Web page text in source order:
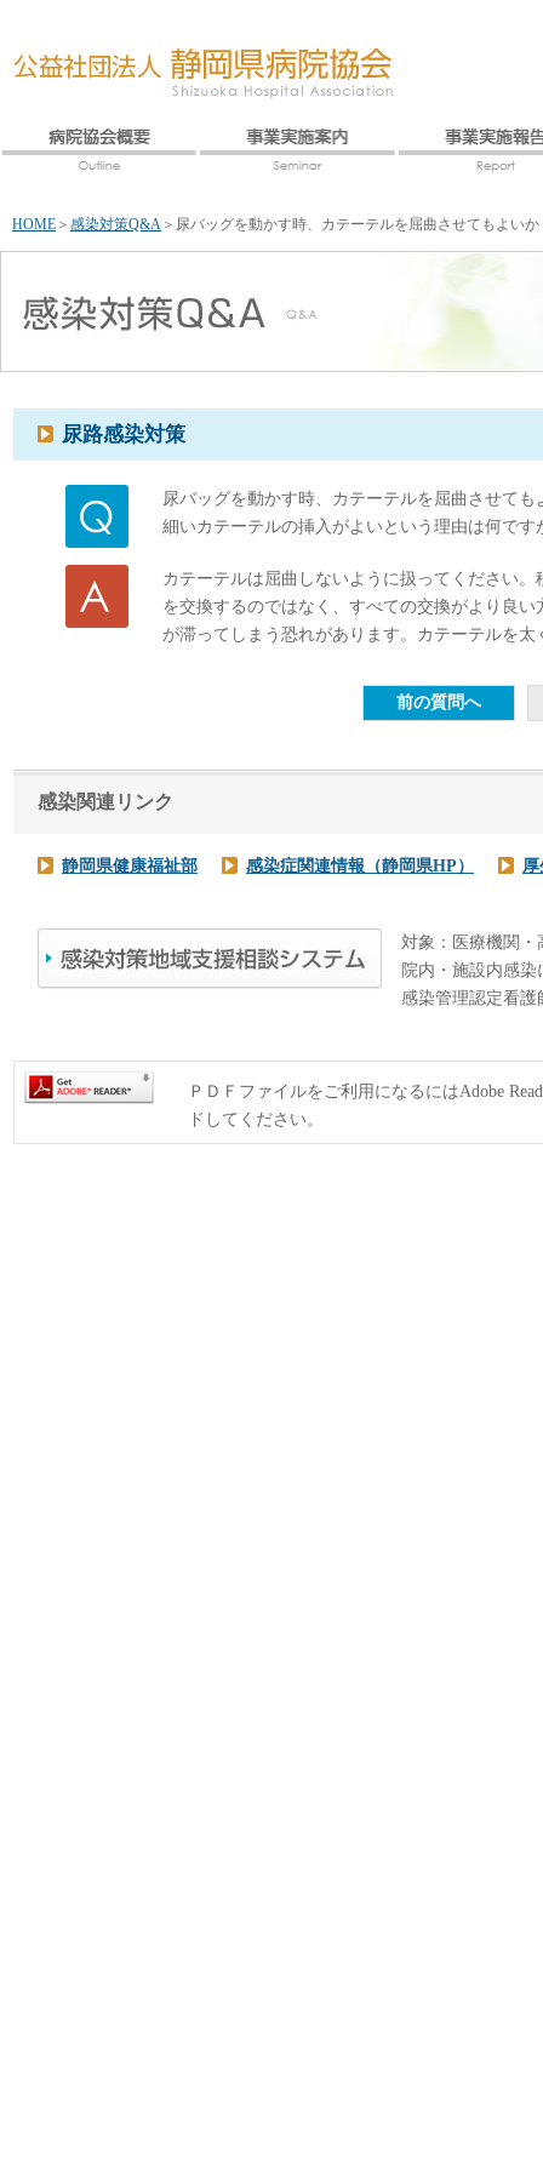
HOME ＞ 感染対策Q&A ＞ 尿バッグを動かす時、カテーテルを屈曲させてもよいか
尿路感染対策
尿バッグを動かす時、カテーテルを屈曲させて
細いカテーテルの挿入がよいという理由は何です
カテーテルは屈曲しないように扱ってください
を交換するのではなく、すべての交換がより良
が滞ってしまう恐れがあります。カテーテルを
感染関連リンク
静岡県健康福祉部 感染症関連情報（静岡県HP）
対象：医療機関・
院内・施設内感
感染管理認定看
ＰＤＦファイルをご利用になるにはAdobe
ドしてください。